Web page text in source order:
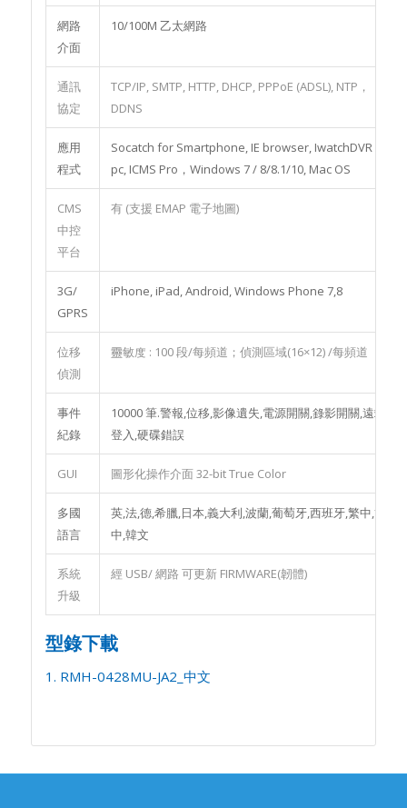
網路
介面
10/100M 乙太網路
通訊
協定
TCP/IP, SMTP, HTTP, DHCP, PPPoE (ADSL), NTP，
DDNS
應用
程式
Socatch for Smartphone, IE browser, IwatchDVR for
pc, ICMS Pro，Windows 7 / 8/8.1/10, Mac OS
CMS
中控
平台
有 (支援 EMAP 電子地圖)
3G/
GPRS
iPhone, iPad, Android, Windows Phone 7,8
位移
偵測
靈敏度 : 100 段/每頻道；偵測區域(16×12) /每頻道
事件
紀錄
10000 筆.警報,位移,影像遺失,電源開關,錄影開關,遠端
登入,硬碟錯誤
GUI 圖形化操作介面 32-bit True Color
多國
語言
英,法,德,希臘,日本,義大利,波蘭,葡萄牙,西班牙,繁中,簡
中,韓文
系統
升級
經 USB/ 網路 可更新 FIRMWARE(韌體)
型錄下載
1. RMH-0428MU-JA2_中文